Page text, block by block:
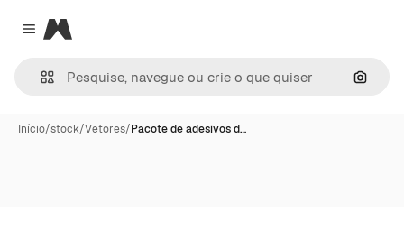
Close menu
Magnific
Início/stock/Vetores/Pacote de adesivos d…